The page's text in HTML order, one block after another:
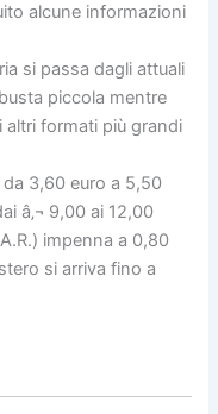
alcune informazioni
si passa dagli attuali
piccola mentre
altri formati più grandi
3,60 euro a 5,50
â‚¬ 9,00 ai 12,00
impenna a 0,80
si arriva fino a